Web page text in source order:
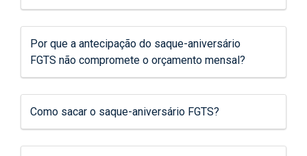
Por que a antecipação do saque-aniversário
FGTS não compromete o orçamento mensal?
Como sacar o saque-aniversário FGTS?